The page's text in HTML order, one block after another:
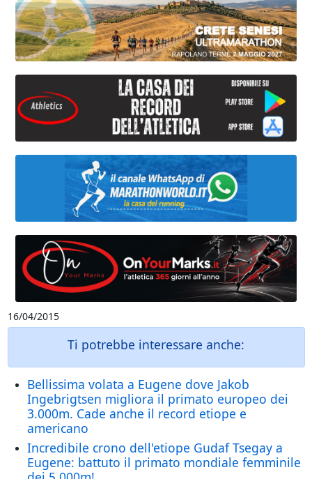
16/04/2015
Ti potrebbe interessare anche:
Bellissima volata a Eugene dove Jakob
Ingebrigtsen migliora il primato europeo dei
3.000m. Cade anche il record etiope e
americano
Incredibile crono dell'etiope Gudaf Tsegay a
Eugene: battuto il primato mondiale femminile